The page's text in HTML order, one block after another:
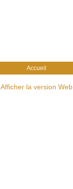
Accueil
Afficher la version Web